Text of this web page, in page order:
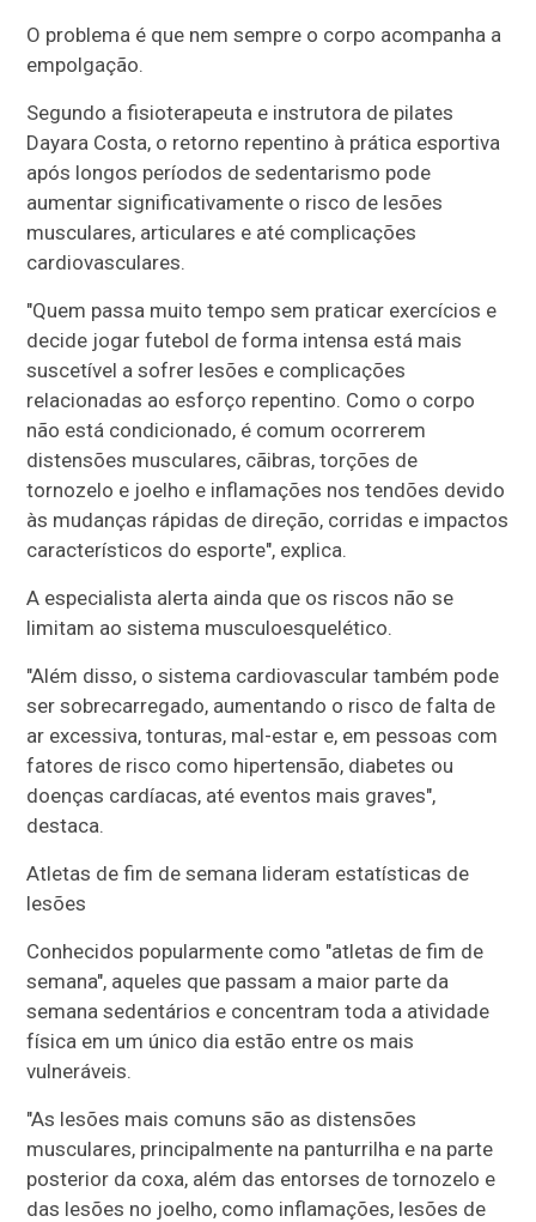
O problema é que nem sempre o corpo acompanha a
empolgação.
Segundo a fisioterapeuta e instrutora de pilates
Dayara Costa, o retorno repentino à prática esportiva
após longos períodos de sedentarismo pode
aumentar significativamente o risco de lesões
musculares, articulares e até complicações
cardiovasculares.
"Quem passa muito tempo sem praticar exercícios e
decide jogar futebol de forma intensa está mais
suscetível a sofrer lesões e complicações
relacionadas ao esforço repentino. Como o corpo
não está condicionado, é comum ocorrerem
distensões musculares, cãibras, torções de
tornozelo e joelho e inflamações nos tendões devido
às mudanças rápidas de direção, corridas e impactos
característicos do esporte", explica.
A especialista alerta ainda que os riscos não se
limitam ao sistema musculoesquelético.
"Além disso, o sistema cardiovascular também pode
ser sobrecarregado, aumentando o risco de falta de
ar excessiva, tonturas, mal-estar e, em pessoas com
fatores de risco como hipertensão, diabetes ou
doenças cardíacas, até eventos mais graves",
destaca.
Atletas de fim de semana lideram estatísticas de
lesões
Conhecidos popularmente como "atletas de fim de
semana", aqueles que passam a maior parte da
semana sedentários e concentram toda a atividade
física em um único dia estão entre os mais
vulneráveis.
"As lesões mais comuns são as distensões
musculares, principalmente na panturrilha e na parte
posterior da coxa, além das entorses de tornozelo e
das lesões no joelho, como inflamações, lesões de